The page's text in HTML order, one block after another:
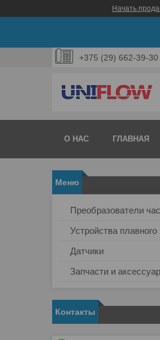
Начать
+375 (29) 662-39-30
О НАС ГЛАВНАЯ
Преобразователи
Устройства плавного
Датчики
Запчасти и
Контакты